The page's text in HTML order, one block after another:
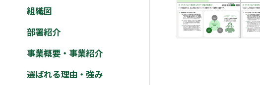
組織図
部署紹介
事業概要・事業紹介
選ばれる理由・強み